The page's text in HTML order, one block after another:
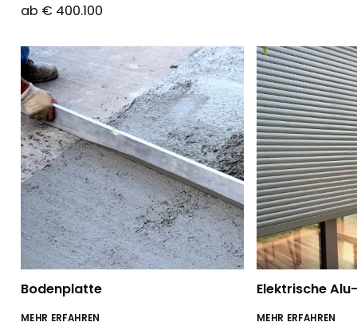
ab € 400.100
Bodenplatte
MEHR ERFAHREN
Elektrische
MEHR ERFAHREN